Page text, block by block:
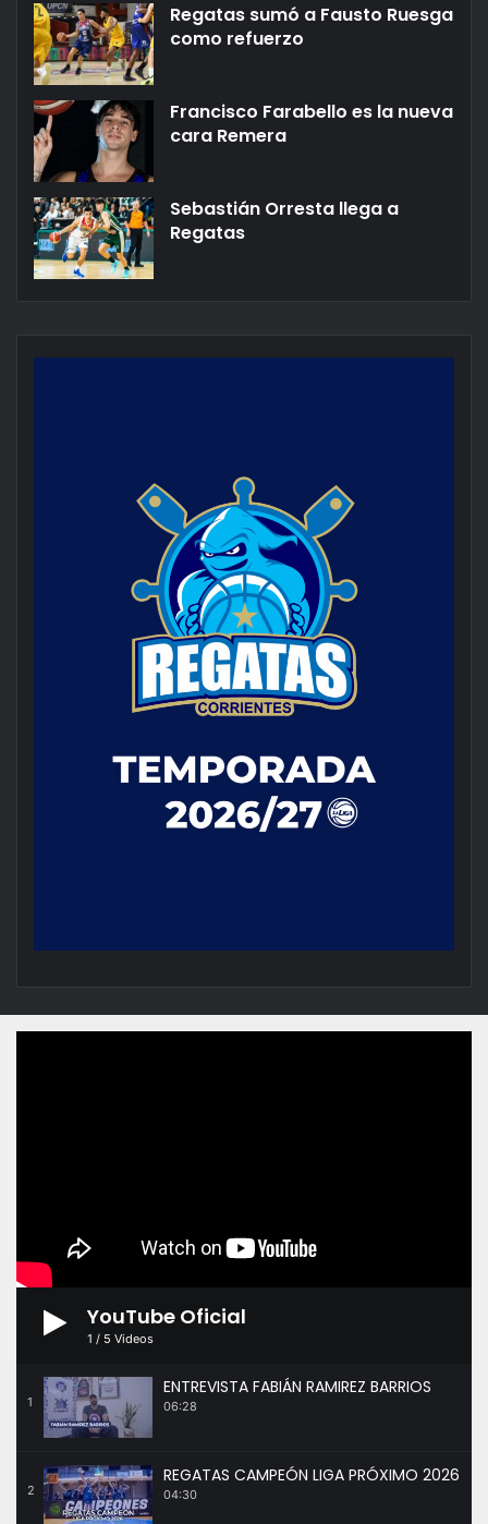
Regatas sumó a Fausto Ruesga
como refuerzo
Francisco Farabello es la nueva
cara Remera
Sebastián Orresta llega a
Regatas
YouTube Oficial
1 / 5 Videos
1
ENTREVISTA FABIÁN RAMIREZ BARRIOS
06:28
2
REGATAS CAMPEÓN LIGA PRÓXIMO 2026
04:30